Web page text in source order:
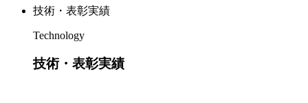
技術・表彰実績
Technology
技術・表彰実績